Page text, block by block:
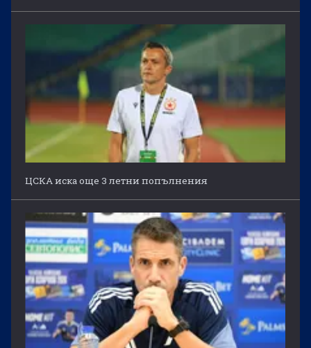
ЦСКА иска още 3 летни попълнения